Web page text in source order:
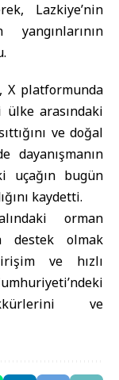
Lazkiye’nin
X platformunda
ülke arasındaki
ve doğal
dayanışmanın
uçağın bugün
kaydetti.
orman
destek olmak
ve hızlı
ve